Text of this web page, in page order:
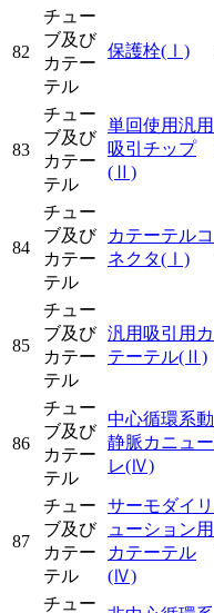
82
チュー
ブ及び
カテー
テル
保護栓(Ⅰ)
83
チュー
ブ及び
カテー
テル
単回使用汎用
吸引チップ
(Ⅱ)
84
チュー
ブ及び
カテー
テル
カテーテルコ
ネクタ(Ⅰ)
85
チュー
ブ及び
カテー
テル
汎用吸引用カ
テーテル(Ⅱ)
86
チュー
ブ及び
カテー
テル
中心循環系動
静脈カニュー
レ(Ⅳ)
87
チュー
ブ及び
カテー
テル
サーモダイリ
ューション用
カテーテル
(Ⅳ)
チュー